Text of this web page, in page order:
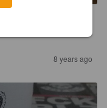
8 years ago